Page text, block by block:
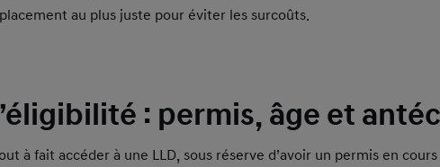
au plus juste pour éviter les surcoûts.
: permis, âge et
à fait accéder à une LLD, sous réserve d’avoir un permis en